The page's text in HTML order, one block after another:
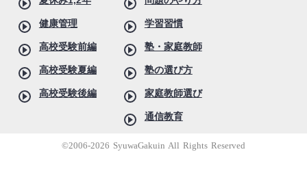
健康管理
高校受験前編
高校受験夏編
高校受験後編
学習習慣
塾・家庭教師
塾の選び方
家庭教師選び
通信教育
©2006-2026 SyuwaGakuin All Rights Reserved